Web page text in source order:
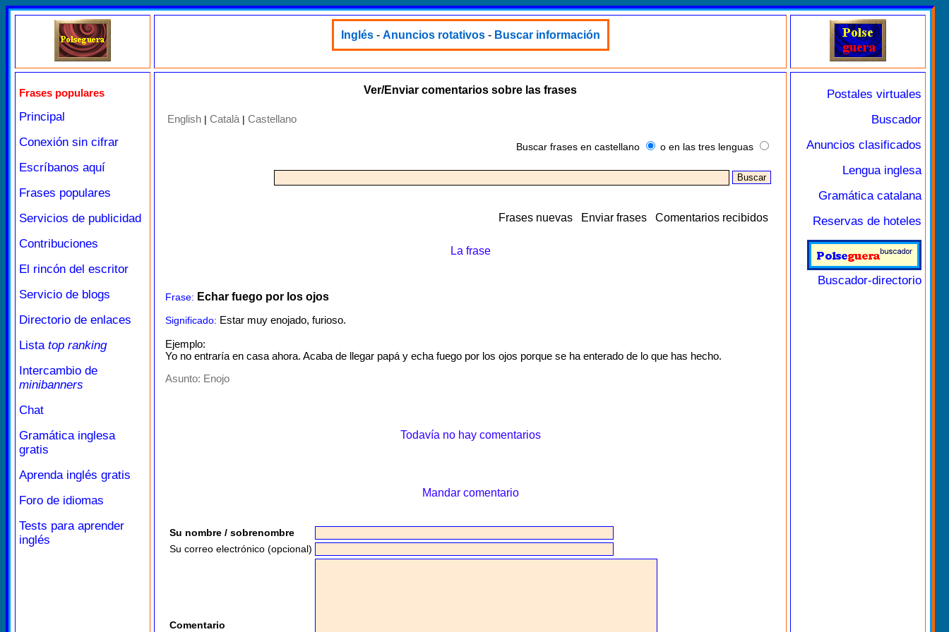
Inglés- Anuncios rotativos- Buscar información
Frases populares
Principal
Conexión sin cifrar
Escríbanos aquí
Frases populares
Servicios de publicidad
Contribuciones
El rincón del escritor
Servicio de blogs
Directorio de enlaces
Lista top ranking
Intercambio de
minibanners
Chat
Gramática inglesa
gratis
Aprenda inglés gratis
Foro de idiomas
Tests para aprender
inglés
Ver/Enviar comentarios sobre las frases
English | Català| Castellano
Buscar frases en castellano o en las tres lenguas
Frases nuevas Enviar frases Comentarios recibidos
La frase
Frase: Echar fuego por los ojos
Significado: Estar muy enojado, furioso.
Ejemplo:
Yo no entraría en casa ahora. Acaba de llegar papá y echa fuego por los ojos porque se ha enterado de lo que has hecho.
Asunto: Enojo
Todavía no hay comentarios
Mandar comentario
Su nombre / sobrenombre
Su correo electrónico (opcional)
Comentario
Postales virtuales
Buscador
Anuncios clasificados
Lengua inglesa
Gramática catalana
Reservas de hoteles
Buscador-directorio